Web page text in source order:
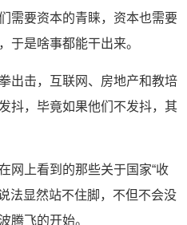
需要资本的青睐，资本也需要
于是啥事都能干出来。
出击，互联网、房地产和教培
抖，毕竟如果他们不发抖，其
网上看到的那些关于国家“收
法显然站不住脚，不但不会没
腾飞的开始。